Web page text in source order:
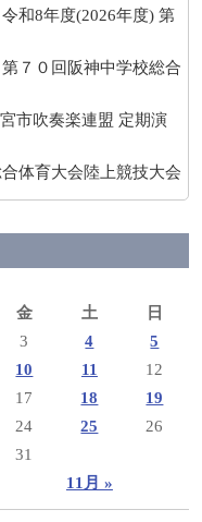
和8年度(2026年度) 第
０回阪神中学校総合
市吹奏楽連盟 定期演
体育大会陸上競技大会
金 土 日
11月 »
3 4
5
10 11
12
17 18
19
24 25
26
31